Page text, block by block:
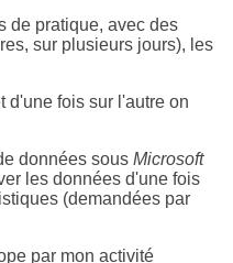
de pratique, avec des
sur plusieurs jours), les
d'une fois sur l'autre on
données sous Microsoft
les données d'une fois
(demandées par
par mon activité